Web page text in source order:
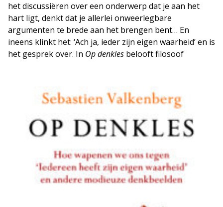
het discussiëren over een onderwerp dat je aan het
hart ligt, denkt dat je allerlei onweerlegbare
argumenten te brede aan het brengen bent… En
ineens klinkt het: ‘Ach ja, ieder zijn eigen waarheid’ en is
het gesprek over. In Op denkles belooftfilosoof